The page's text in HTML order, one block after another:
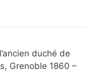
duché de
Grenoble 1860 –